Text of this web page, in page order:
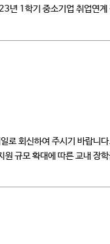
년 1학기 중소기업 취업연
일로 회신하여 주시기 바랍
규모 확대에 따른 교내 장